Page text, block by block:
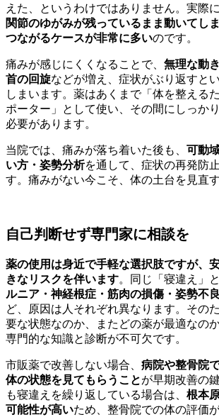
えた、というわけではありません。実際に
関節のゆがみが残っているまま動いてし
つながるケースが非常に多いのです。
痛みが感じにくくなることで、 無理な動
首の回旋などが増え、症状がぶり返すと
しまいます。薬はあくまで「体を整える
ポーター」として使い、その間にしっか
必要があります。
当院では、痛みが落ち着いた後も、 可動
い方・姿勢分析を通して、症状の再発防
す。痛みがない今こそ、体の土台を見直
自己判断せず専門家に相談を
薬の使用は身近で手軽な選択肢ですが、
きなリスクを伴います。同じ「寝違え」
ルニア・神経根症・筋肉の損傷・姿勢不
ど、原因は人それぞれ異なります。その
要な状態なのか、またどの薬が最適なの
専門的な知識と診断が不可欠です。
市販薬で改善しない場合、 病院や整骨院
体の状態を見てもらうことが早期改善の
も寝違えを繰り返している場合は、 根本
可能性が高いため、整骨院での体の評価